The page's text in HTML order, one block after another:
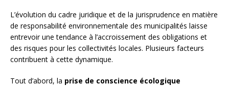
L’évolution du cadre juridique et de la jurisprudence en matière
de responsabilité environnementale des municipalités laisse
entrevoir une tendance à l’accroissement des obligations et
des risques pour les collectivités locales. Plusieurs facteurs
contribuent à cette dynamique.
Tout d’abord, la prise de conscience écologique